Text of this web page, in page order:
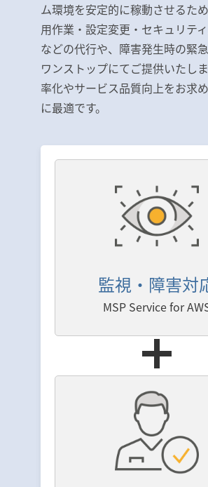
ム環境を安定的に稼動させるた
用作業・設定変更・セキュリテ
などの代行や、障害発生時の緊
ワンストップにてご提供いたし
率化やサービス品質向上をお求
に最適です。
監視・障害対
MSP Service for